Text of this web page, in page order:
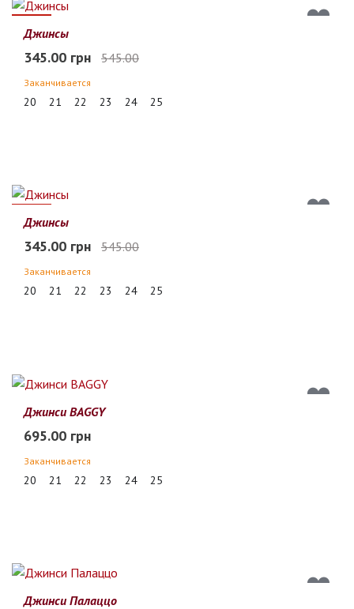
37%
Джинсы
345.00 грн 545.00
Заканчивается
20 21 22 23 24 25
37%
Джинсы
345.00 грн 545.00
Заканчивается
20 21 22 23 24 25
Джинси BAGGY
695.00 грн
Заканчивается
20 21 22 23 24 25
Джинси Палаццо